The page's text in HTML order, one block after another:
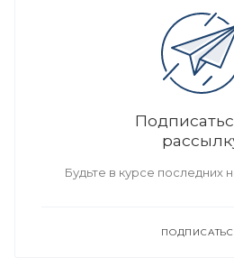
Будьте в курсе последних